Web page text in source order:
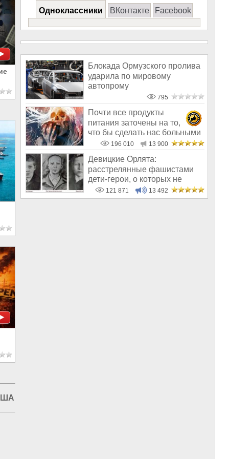
Одноклассники ВКонтакте Facebook
Блокада Ормузского пролива
ударила по мировому
автопрому
795
Почти все продукты
питания заточены на то,
что бы сделать нас больными
и бесплодным
196 010 13 900
Девицкие Орлята:
расстрелянные фашистами
дети-герои, о которых не
рассказывают в шк
121 871 13 492